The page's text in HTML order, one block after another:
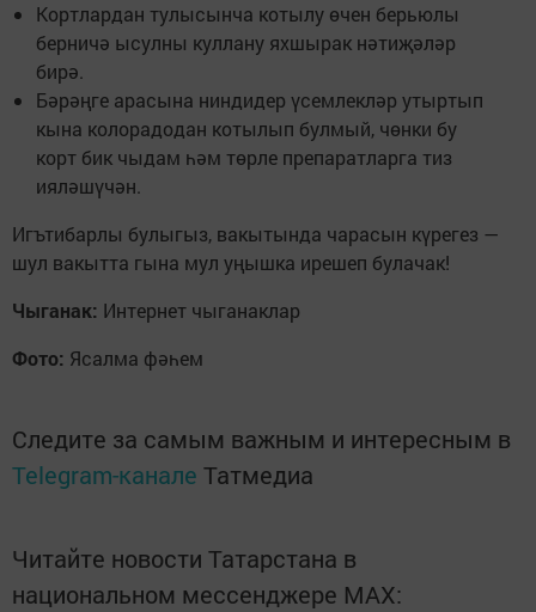
Кортлардан тулысынча котылу өчен берьюлы
берничә ысулны куллану яхшырак нәтиҗәләр
бирә.
Бәрәңге арасына ниндидер үсемлекләр утыртып
кына колорадодан котылып булмый, чөнки бу
корт бик чыдам һәм төрле препаратларга тиз
ияләшүчән.
Игътибарлы булыгыз, вакытында чарасын күрегез —
шул вакытта гына мул уңышка ирешеп булачак!
Чыганак: Интернет чыганаклар
Фото: Ясалма фәһем
Следите за самым важным и интересным в
Telegram-канале Татмедиа
Читайте новости Татарстана в
национальном мессенджере MАХ: